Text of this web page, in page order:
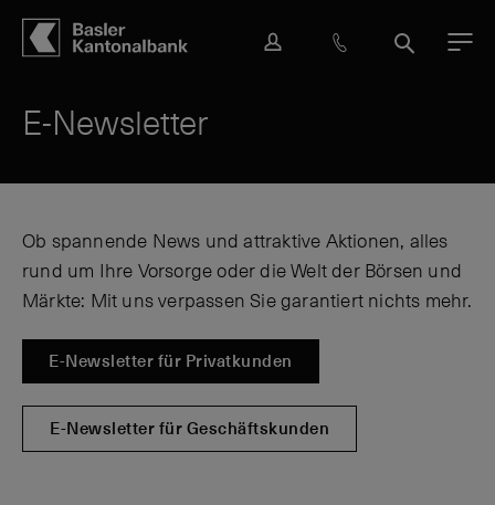
Hauptbereich
Inhalt
navigation
Suche
M
L
H
n
t
a
S
E-Newsletter
Ob spannende News und attraktive Aktionen, alles
rund um Ihre Vorsorge oder die Welt der Börsen und
Märkte: Mit uns verpassen Sie garantiert nichts mehr.
E-Newsletter für Privatkunden
E-Newsletter für Geschäftskunden